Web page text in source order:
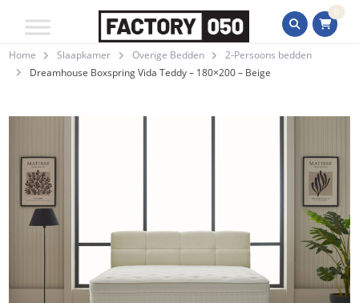
0
Home Slaapkamer Overige Bedden
2-Persoons bedden
Dreamhouse Boxspring Vida Teddy – 180×200 – Beige